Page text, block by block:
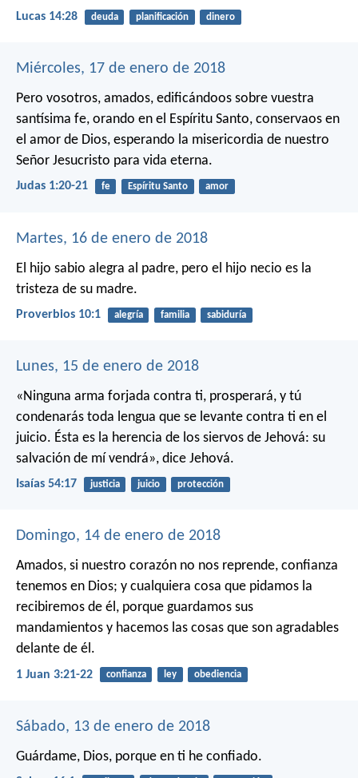
Lucas 14:28 deuda planificación dinero
Miércoles, 17 de enero de 2018
Pero vosotros, amados, edificándoos sobre vuestra
santísima fe, orando en el Espíritu Santo, conservaos en
el amor de Dios, esperando la misericordia de nuestro
Señor Jesucristo para vida eterna.
Judas 1:20-21 fe Espíritu Santo amor
Martes, 16 de enero de 2018
El hijo sabio alegra al padre, pero el hijo necio es la
tristeza de su madre.
Proverbios 10:1 alegría familia sabiduría
Lunes, 15 de enero de 2018
«Ninguna arma forjada contra ti, prosperará, y tú
condenarás toda lengua que se levante contra ti en el
juicio. Ésta es la herencia de los siervos de Jehová: su
salvación de mí vendrá», dice Jehová.
Isaías 54:17 justicia juicio protección
Domingo, 14 de enero de 2018
Amados, si nuestro corazón no nos reprende, confianza
tenemos en Dios; y cualquiera cosa que pidamos la
recibiremos de él, porque guardamos sus
mandamientos y hacemos las cosas que son agradables
delante de él.
1 Juan 3:21-22 confianza ley obediencia
Sábado, 13 de enero de 2018
Guárdame, Dios, porque en ti he confiado.